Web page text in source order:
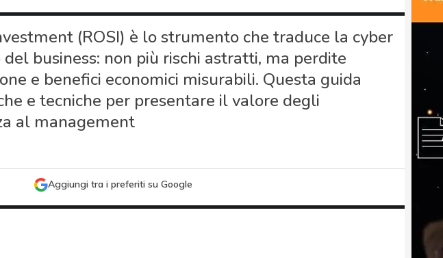
(ROSI) è lo strumento che traduce la cyber
business: non più rischi astratti, ma perdite
e benefici economici misurabili. Questa guida
e tecniche per presentare il valore degli
al management
Aggiungi tra i preferiti su Google